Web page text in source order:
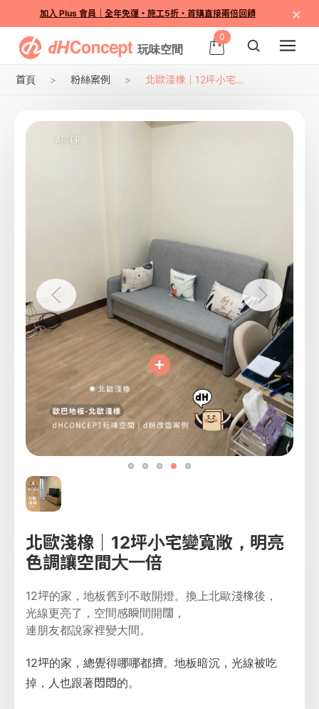
加入 Plus 會員｜全年免運・施工5折・首購直接兩倍回饋 ×
0
首頁 粉絲案例 北歐淺橡｜12坪小宅...
北歐淺橡｜12坪小宅變寬敞，明亮
色調讓空間大一倍
12坪的家，地板舊到不敢開燈。換上北歐淺橡後，
光線更亮了，空間感瞬間開闊，
連朋友都說家裡變大間。
12坪的家，總覺得哪哪都擠。地板暗沉，光線被吃
掉，人也跟著悶悶的。